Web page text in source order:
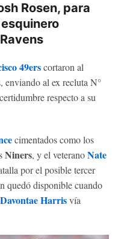
Rosen, para
49erscortaron al
enviando al ex recluta N°
respecto a su
cimentados como los
Niners, y el veteranoNate
por el posible tercer
quedó disponible cuando
Davontae Harrisvía